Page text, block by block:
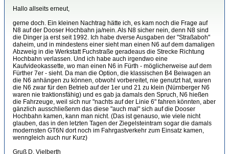
Hallo allseits erneut,
gerne doch. Ein kleinen Nachtrag hätte ich, es kam noch die Frage auf
N8 auf der Dooser Hochbahn ja/nein. Als N8 sicher nein, denn N8 sind
die Dinger ja erst seit 1992. Ich habe dverse Ausgaben der "Straßaboh"
daheim, und in mindestens einer sieht man einen N6 auf dem damaligen
Abzweig in die Werkstatt Fuchstraße geradeaus die Strecke Richtung
Hochbahn verlassen. Und ich habe auch irgendwo eine
Kaufvideokassette, wo man einen N6 in Fürth - möglicherweise auf dem
Fürther 7er - sieht. Da man die Option, die klassischen B4 Beiwagen an
die N6 anhängen zu können, obwohl vorbereitet, nie genutzt hat, waren
die N6 zwar für den Betrieb auf der 1er und 21 zu klein (Nürnberger N6
waren nie traktionsfähig) und es gab ja damals den Spruch, N6 hießen
die Fahrzeuge, weil sich nur "nachts auf der Linie 6" fahren könnten, aber
gänzlich ausschließenm das diese "auch mal" sich auf die Dooser
Hochbahn kamen, kann man nicht. (Das ist genauso, wie viele nicht
glauben, das in den letzten Tagen der Ziegelsteintram sogar die damals
modernsten GT6N dort noch im Fahrgastverkehr zum Einsatz kamen,
wenngleich auch nur Kurz)
Gruß D. Vielberth